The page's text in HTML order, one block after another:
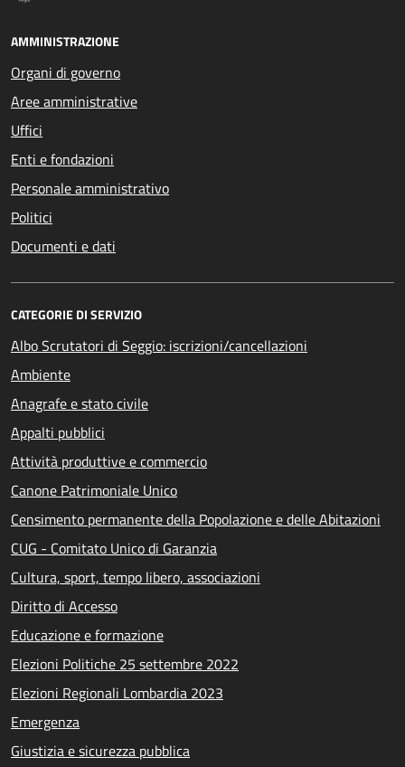
AMMINISTRAZIONE
Organi di governo
Aree amministrative
Uffici
Enti e fondazioni
Personale amministrativo
Politici
Documenti e dati
CATEGORIE DI SERVIZIO
Albo Scrutatori di Seggio: iscrizioni/cancellazioni
Ambiente
Anagrafe e stato civile
Appalti pubblici
Attività produttive e commercio
Canone Patrimoniale Unico
Censimento permanente della Popolazione e delle Abitazioni
CUG - Comitato Unico di Garanzia
Cultura, sport, tempo libero, associazioni
Diritto di Accesso
Educazione e formazione
Elezioni Politiche 25 settembre 2022
Elezioni Regionali Lombardia 2023
Emergenza
Giustizia e sicurezza pubblica